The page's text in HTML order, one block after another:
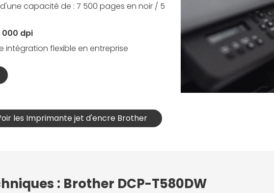
capacité de : 7 500 pages en noir / 5
000 dpi
intégration flexible en entreprise
les Imprimante jet d'encre Brother
: Brother DCP-T580DW